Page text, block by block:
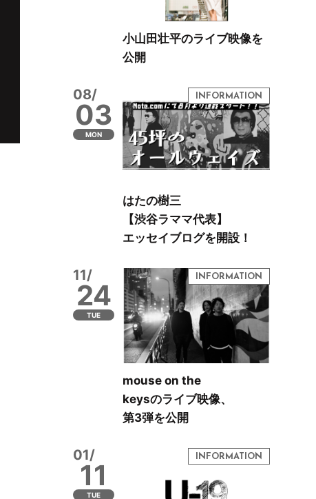
小山田壮平のライブ映像を
公開
08/
03
MON
はたの樹三
【渋谷ラママ代表】
エッセイブログを開設！
11/
24
TUE
mouse on the
keysのライブ映像、
第3弾を公開
01/
11
TUE